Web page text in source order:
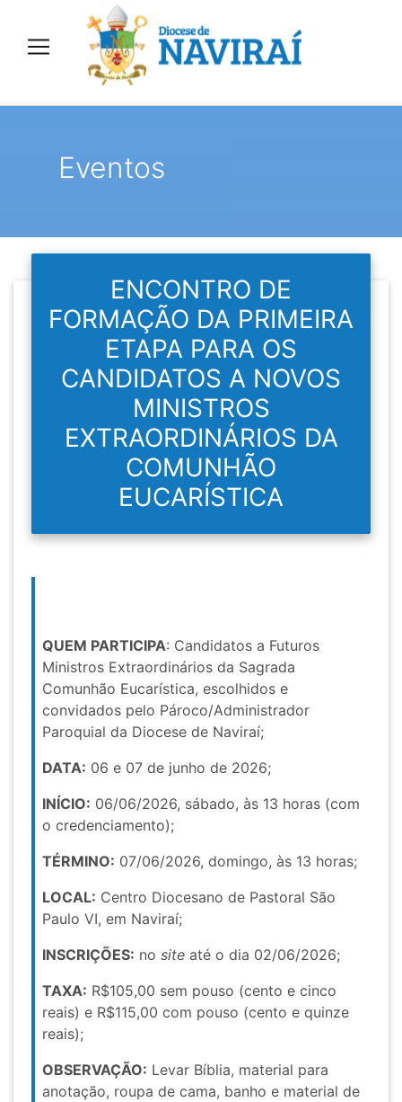
Eventos
ENCONTRO DE
FORMAÇÃO DA PRIMEIRA
ETAPA PARA OS
CANDIDATOS A NOVOS
MINISTROS
EXTRAORDINÁRIOS DA
COMUNHÃO
EUCARÍSTICA
QUEM PARTICIPA: Candidatos a Futuros
Ministros Extraordinários da Sagrada
Comunhão Eucarística, escolhidos e
convidados pelo Pároco/Administrador
Paroquial da Diocese de Naviraí;
DATA: 06 e 07 de junho de 2026;
INÍCIO: 06/06/2026, sábado, às 13 horas (com
o credenciamento);
TÉRMINO: 07/06/2026, domingo, às 13 horas;
LOCAL: Centro Diocesano de Pastoral São
Paulo VI, em Naviraí;
INSCRIÇÕES: no site até o dia 02/06/2026;
TAXA: R$105,00 sem pouso (cento e cinco
reais) e R$115,00 com pouso (cento e quinze
reais);
OBSERVAÇÃO: Levar Bíblia, material para
anotação, roupa de cama, banho e material de